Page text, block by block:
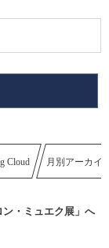
Cloud 月別アーカイ
・ミュエク展」へ